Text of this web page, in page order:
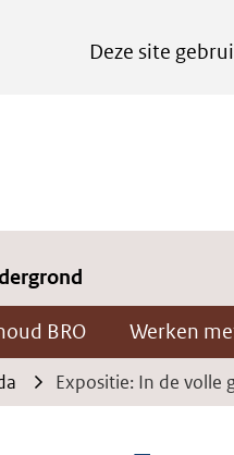
Deze site
BRO Werken
Expositie: In de volle